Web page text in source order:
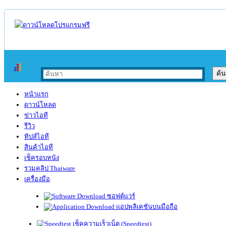
หน้าแรก
ดาวน์โหลด
ข่าวไอที
รีวิว
ทิปส์ไอที
สินค้าไอที
เช็ครอบหนัง
รวมคลิป Thaiware
เครื่องมือ
ซอฟต์แวร์
แอปพลิเคชันบนมือถือ
เช็คความเร็วเน็ต (Speedtest)